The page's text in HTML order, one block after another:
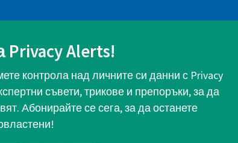
Alerts!
контрола над личните си данни с Privacy
съвети, трикове и препоръки, за да
Абонирайте се сега, за да останете